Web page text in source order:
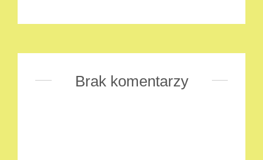
Brak komentarzy